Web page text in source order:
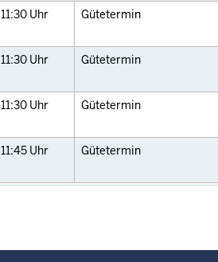
11:30 Uhr Gütetermin
11:30 Uhr Gütetermin
11:30 Uhr Gütetermin
11:45 Uhr Gütetermin